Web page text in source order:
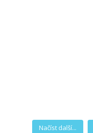
Načíst další...